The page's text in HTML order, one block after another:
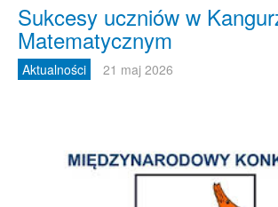
Sukcesy uczniów w
Matematycznym
Aktualności 21 maj 2026